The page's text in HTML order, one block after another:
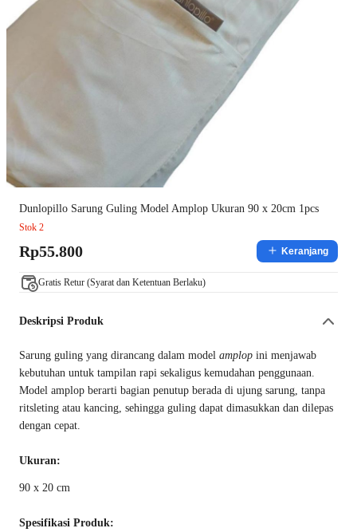
Dunlopillo Sarung Guling Model Amplop Ukuran 90 x 20cm 1pcs
Stok 2
Rp55.800 Keranjang
Gratis Retur (Syarat dan Ketentuan Berlaku)
Deskripsi Produk
Sarung guling yang dirancang dalam model amplop ini menjawab
kebutuhan untuk tampilan rapi sekaligus kemudahan penggunaan.
Model amplop berarti bagian penutup berada di ujung sarung, tanpa
ritsleting atau kancing, sehingga guling dapat dimasukkan dan dilepas
dengan cepat.
Ukuran:
90 x 20 cm
Spesifikasi Produk: